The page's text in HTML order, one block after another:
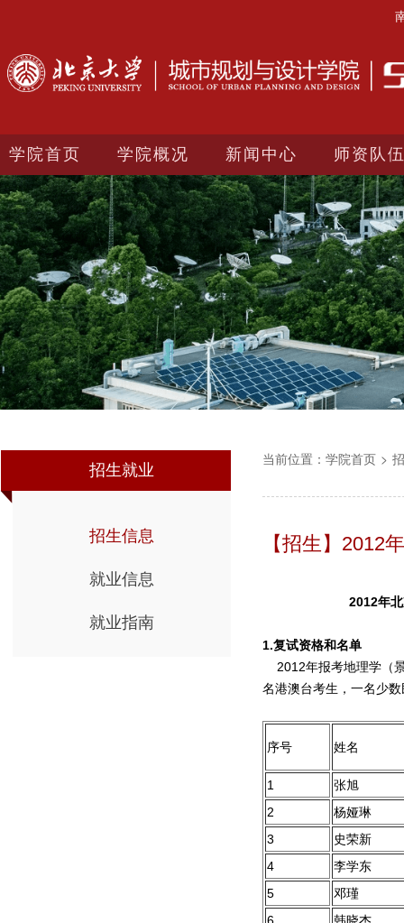
学院首页 学院概况 新闻中心 师资队
招生就业
招生信息
就业信息
就业指南
当前位置： 学院首页 >
【招生】2012
2012年
1.复试资格和名单
2012年报考地理学（
名港澳台考生，一名少
序号 姓名
1
张旭
2
杨娅琳
3
史荣新
4
李学东
5
邓瑾